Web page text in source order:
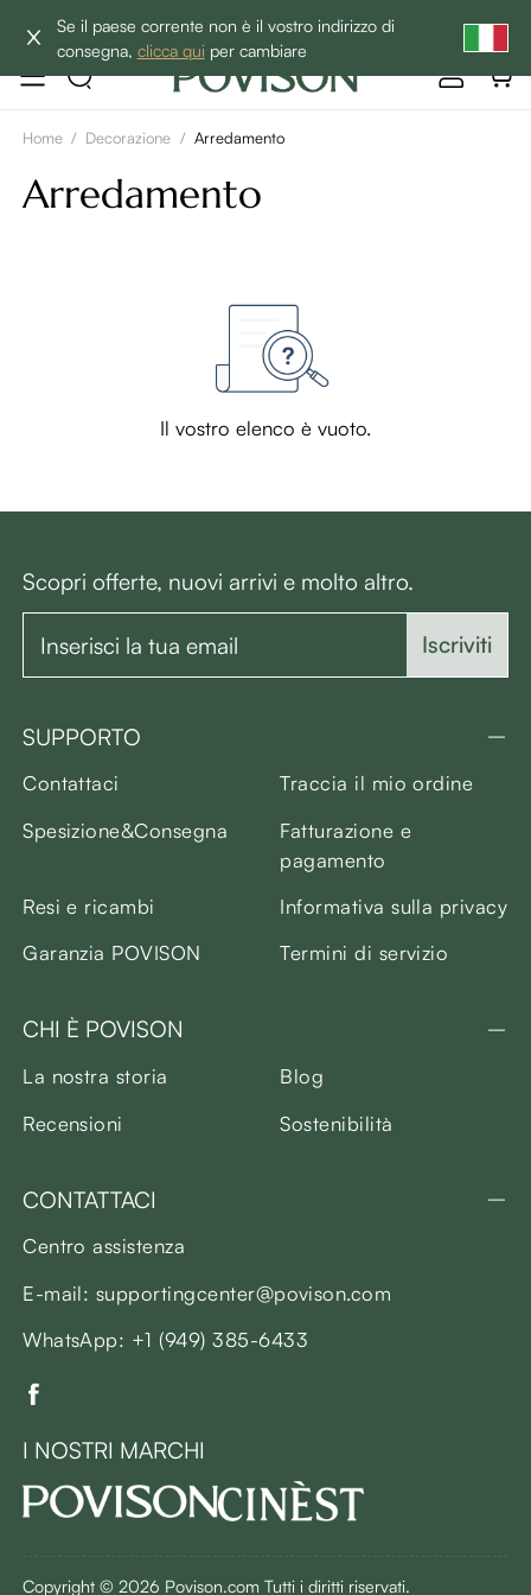
Se il paese corrente non è il vostro indirizzo di
consegna, clicca qui per cambiare
BEST SALE -20% | Acquista ora→
Home / Decorazione / Arredamento
Arredamento
Il vostro elenco è vuoto.
Scopri offerte, nuovi arrivi e molto altro.
Iscriviti
SUPPORTO
Contattaci
Traccia il mio ordine
Spesizione&Consegna
Fatturazione e
pagamento
Resi e ricambi
Informativa sulla privacy
Garanzia POVISON
Termini di servizio
CHI È POVISON
La nostra storia
Blog
Recensioni
Sostenibilità
CONTATTACI
Centro assistenza
E-mail: supportingcenter@povison.com
WhatsApp: +1 (949) 385-6433
I NOSTRI MARCHI
Copyright © 2026 Povison.com Tutti i diritti riservati.